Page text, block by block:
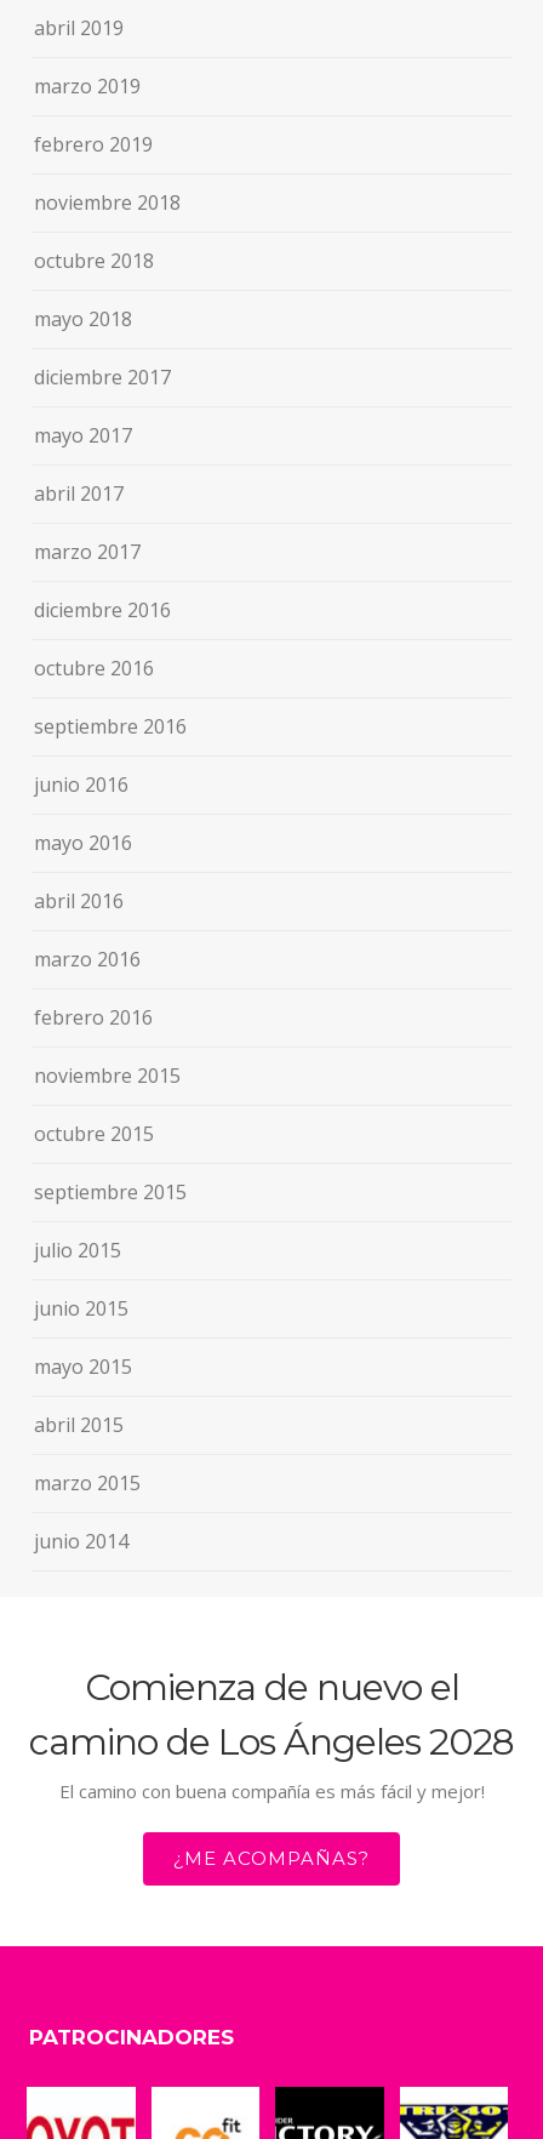
abril 2019
marzo 2019
febrero 2019
noviembre 2018
octubre 2018
mayo 2018
diciembre 2017
mayo 2017
abril 2017
marzo 2017
diciembre 2016
octubre 2016
septiembre 2016
junio 2016
mayo 2016
abril 2016
marzo 2016
febrero 2016
noviembre 2015
octubre 2015
septiembre 2015
julio 2015
junio 2015
mayo 2015
abril 2015
marzo 2015
junio 2014
Comienza de nuevo el
camino de Los Ángeles 2028
El camino con buena compañía es más fácil y mejor!
¿ME ACOMPAÑAS?
PATROCINADORES